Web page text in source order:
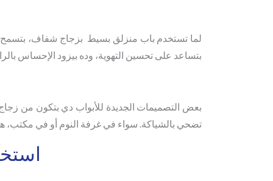
لما تستخدم باب منزلق بسيط بزجاج شفاف، بتسمح
بتساعد على تحسين التهوية، وده بيزود الإحساس
بعض التصميمات الجديدة للأبواب دي بتكون من
تضحي بالشياكة. سواء في غرفة النوم أو في مكتب،